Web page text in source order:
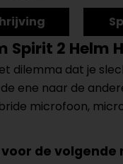
Spirit 2 Helm
dilemma dat je
ene naar de
microfoon,
de volgende